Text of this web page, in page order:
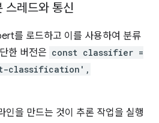
스레드와 통신
를 로드하고 이를 사용하여 분류
한 버전은 const classifier =
classification',
인을 만드는 것이 추론 작업을 실행